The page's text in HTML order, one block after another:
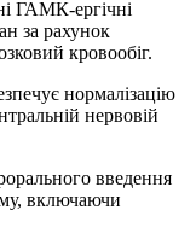
ГАМК-ергічні
за рахунок
кровообіг.
нормалізацію
нервовій
введення
включаючи